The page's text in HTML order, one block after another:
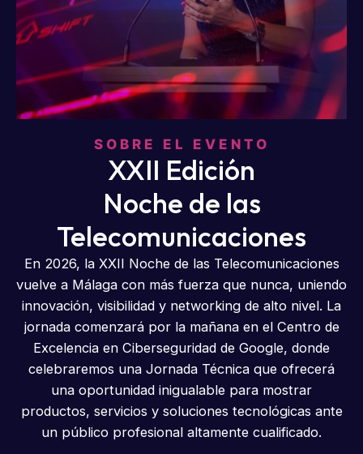
SOBRE EL EVENTO
XXII Edición
Noche de las
Telecomunicaciones
En 2026, la XXII Noche de las Telecomunicaciones
vuelve a Málaga con más fuerza que nunca, uniendo
innovación, visibilidad y networking de alto nivel. La
jornada comenzará por la mañana en el Centro de
Excelencia en Ciberseguridad de Google, donde
celebraremos una Jornada Técnica que ofrecerá
una oportunidad inigualable para mostrar
productos, servicios y soluciones tecnológicas ante
un público profesional altamente cualificado.